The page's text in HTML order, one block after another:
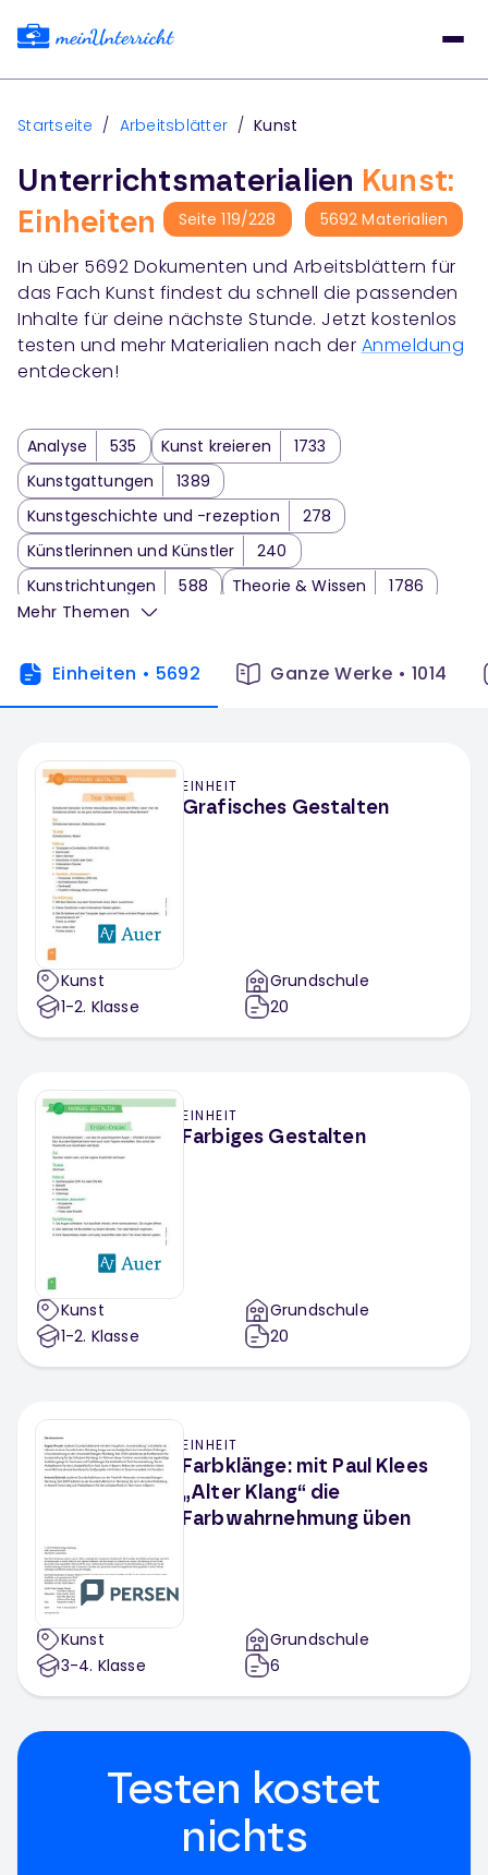
Startseite / Arbeitsblätter / Kunst
Unterrichtsmaterialien Kunst:
Einheiten
Seite119/228 5692 Materialien
In über 5692 Dokumenten und Arbeitsblättern für
das Fach Kunst findest du schnell die passenden
Inhalte für deine nächste Stunde. Jetzt kostenlos
testen und mehr Materialien nach der Anmeldung
entdecken!
Analyse 535 Kunst kreieren
1733
Kunstgattungen
1389
Kunstgeschichte und -rezeption
278
Künstlerinnen und Künstler
240
Kunstrichtungen
588 Theorie & Wissen
1786
Kunstgeschichte
Mehr Themen
Einheiten • 5692 Ganze Werke • 1014
EINHEIT
Grafisches Gestalten
Kunst
1-2. Klasse
Grundschule
20
EINHEIT
Farbiges Gestalten
Kunst
1-2. Klasse
Grundschule
20
EINHEIT
Farbklänge: mit Paul Klees
„Alter Klang“ die
Farbwahrnehmung üben
Kunst
3-4. Klasse
Grundschule
6
Testen kostet
nichts